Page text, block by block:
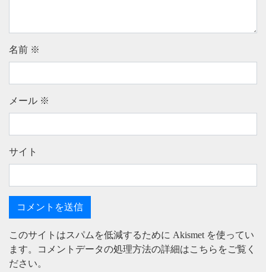
名前 ※
メール ※
サイト
このサイトはスパムを低減するために Akismet を使ってい
ます。
コメントデータの処理方法の詳細はこちらをご覧く
ださい。